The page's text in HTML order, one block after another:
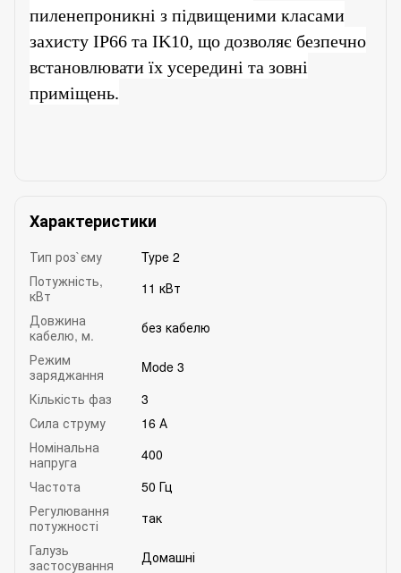
пиленепроникні з підвищеними класами
захисту IP66 та IK10, що дозволяє безпечно
встановлювати їх усередині та зовні
приміщень.
Характеристики
Тип роз`єму
Type 2
Потужність,
кВт
11 кВт
Довжина
кабелю, м.
без кабелю
Режим
заряджання
Mode 3
Кількість фаз
3
Сила струму
16 А
Номінальна
напруга
400
Частота
50 Гц
Регулювання
потужності
так
Галузь
застосування
Домашні